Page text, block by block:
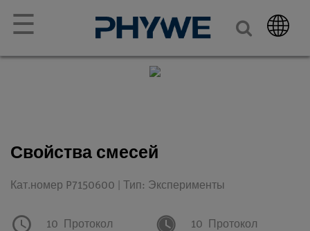
☰
Свойства смесей
Кат.номер P7150600 | Тип: Эксперименты
10 Протокол 10 Протокол